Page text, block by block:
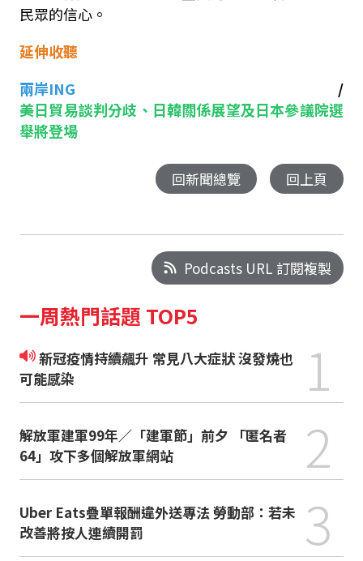
民眾的信心。
延伸收聽
兩岸ING /
美日貿易談判分歧、日韓關係展望及日本參議院選
舉將登場
回新聞總覽 回上頁
Podcasts URL 訂閱複製
一周熱門話題 TOP5
新冠疫情持續飆升 常見八大症狀 沒發燒也
可能感染
1
解放軍建軍99年／「建軍節」前夕 「匿名者
64」攻下多個解放軍網站
2
Uber Eats疊單報酬違外送專法 勞動部：若未
改善將按人連續開罰
3